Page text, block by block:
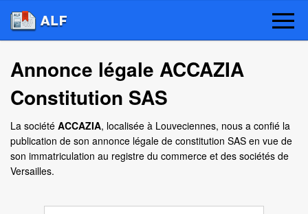
Annonce légale ACCAZIA
Constitution SAS
La société ACCAZIA, localisée à Louveciennes, nous a confié la
publication de son annonce légale de constitution SAS en vue de
son immatriculation au registre du commerce et des sociétés de
Versailles.